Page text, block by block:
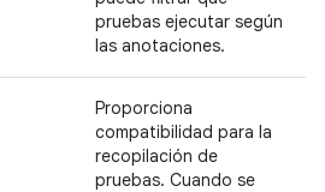
pruebas ejecutar según
las anotaciones.
Proporciona
compatibilidad para la
recopilación de
pruebas. Cuando se